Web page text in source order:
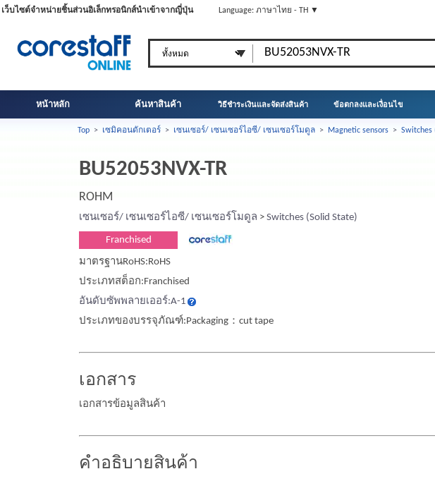
เว็บไซต์จำหน่ายชิ้นส่วนอิเล็กทรอนิกส์นำเข้าจากญี่ปุ่น Language: ภาษาไทย - TH ▼
หน้าหลัก ค้นหาสินค้า วิธีชำระเงินและจัดส่งสินค้า ข้อตกลงและเงื่อนไข
Top > เซมิคอนดักเตอร์ > เซนเซอร์/ เซนเซอร์ไอซี/ เซนเซอร์โมดูล > Magnetic sensors > Switches
BU52053NVX-TR
ROHM
เซนเซอร์/ เซนเซอร์ไอซี/ เซนเซอร์โมดูล > Switches (Solid State)
Franchised
มาตรฐานRoHS:RoHS
ประเภทสต็อก:Franchised
อันดับซัพพลายเออร์:A-1
ประเภทของบรรจุภัณฑ์:Packaging：cut tape
เอกสาร
เอกสารข้อมูลสินค้า
คำอธิบายสินค้า